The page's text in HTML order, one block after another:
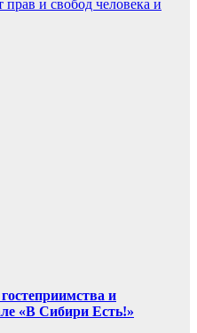
прав и свобод человека и
и
«В Сибири Есть!»